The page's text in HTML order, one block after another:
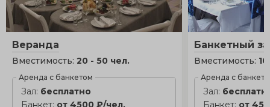
Веранда
Вместимость: 20 - 50 чел.
Аренда с банкетом
Зал: бесплатно
Банкет: от 4500 ₽/чел.
Банкетный
Вместимость:
Аренда с
Зал:
Банкет: от